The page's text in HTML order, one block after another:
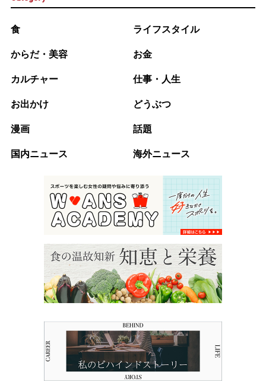
食 ライフスタイル
からだ・美容 お金
カルチャー 仕事・人生
お出かけ どうぶつ
漫画 話題
国内ニュース 海外ニュース